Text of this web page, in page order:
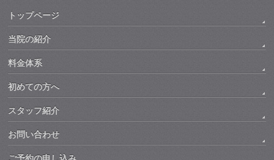
トップページ
当院の紹介
料金体系
初めての方へ
スタッフ紹介
お問い合わせ